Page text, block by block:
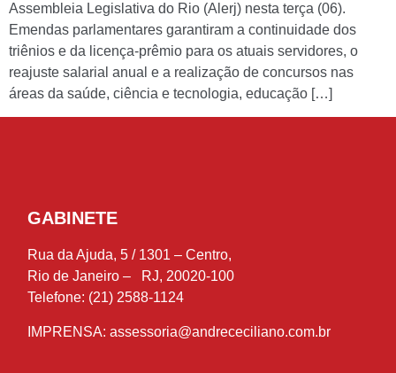
Assembleia Legislativa do Rio (Alerj) nesta terça (06).
Emendas parlamentares garantiram a continuidade dos
triênios e da licença-prêmio para os atuais servidores, o
reajuste salarial anual e a realização de concursos nas
áreas da saúde, ciência e tecnologia, educação […]
GABINETE
Rua da Ajuda, 5 / 1301 – Centro,
Rio de Janeiro – RJ, 20020-100
Telefone: (21) 2588-1124
IMPRENSA: assessoria@andrececiliano.com.br